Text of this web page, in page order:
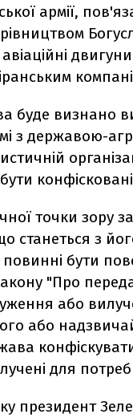
армії,
двигуни
буде визнано
з державою-
точки зору
станеться з
повинні бути
"Про
або
або
для
президент